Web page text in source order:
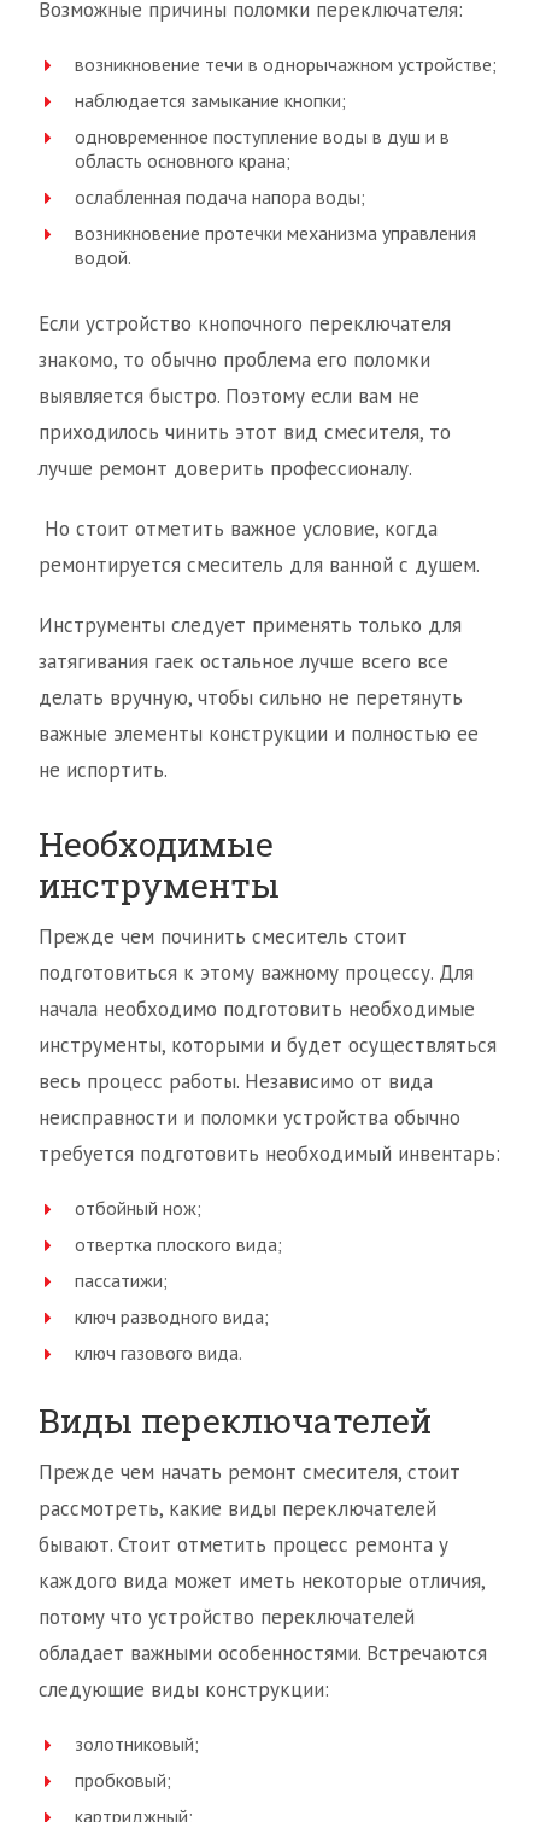
Возможные причины поломки переключателя:
возникновение течи в однорычажном устройстве;
наблюдается замыкание кнопки;
одновременное поступление воды в душ и в
область основного крана;
ослабленная подача напора воды;
возникновение протечки механизма управления
водой.
Если устройство кнопочного переключателя
знакомо, то обычно проблема его поломки
выявляется быстро. Поэтому если вам не
приходилось чинить этот вид смесителя, то
лучше ремонт доверить профессионалу.
Но стоит отметить важное условие, когда
ремонтируется смеситель для ванной с душем.
Инструменты следует применять только для
затягивания гаек остальное лучше всего все
делать вручную, чтобы сильно не перетянуть
важные элементы конструкции и полностью ее
не испортить.
Необходимые
инструменты
Прежде чем починить смеситель стоит
подготовиться к этому важному процессу. Для
начала необходимо подготовить необходимые
инструменты, которыми и будет осуществляться
весь процесс работы. Независимо от вида
неисправности и поломки устройства обычно
требуется подготовить необходимый инвентарь:
отбойный нож;
отвертка плоского вида;
пассатижи;
ключ разводного вида;
ключ газового вида.
Виды переключателей
Прежде чем начать ремонт смесителя, стоит
рассмотреть, какие виды переключателей
бывают. Стоит отметить процесс ремонта у
каждого вида может иметь некоторые отличия,
потому что устройство переключателей
обладает важными особенностями. Встречаются
следующие виды конструкции:
золотниковый;
пробковый;
картриджный;